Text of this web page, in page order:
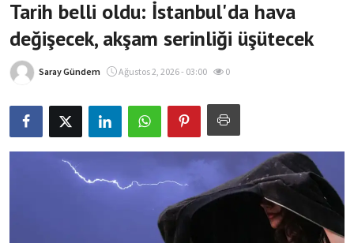
Bölgesel
Son Dakika
Spor Haberleri
Teknoloji Haberleri
Magazin Haberleri
Tarih belli oldu: İstanbul'da hava
değişecek, akşam serinliği üşütecek
Saray Gündem Ağustos 2, 2026 - 03:00 0